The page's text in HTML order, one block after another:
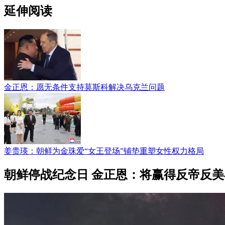
延伸阅读
金正恩：愿无条件支持莫斯科解决乌克兰问题
姜贵瑛：朝鲜为金珠爱“女王登场”铺垫重塑女性权力格局
朝鲜停战纪念日 金正恩：将赢得反帝反